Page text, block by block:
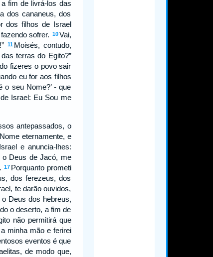
fim de livrá-los das
dos cananeus, dos
dos filhos de Israel
sofrer. 10 Vai,
11 Moisés, contudo,
terras do Egito?”
fizeres o povo sair
eu for aos filhos
o seu Nome?’ - que
Israel: Eu Sou me
antepassados, o
eternamente, e
e anuncia-lhes:
o Deus de Jacó, me
17 Porquanto prometi
dos ferezeus, dos
te darão ouvidos,
Deus dos hebreus,
o deserto, a fim de
não permitirá que
minha mão e ferirei
eventos é que
de modo que,